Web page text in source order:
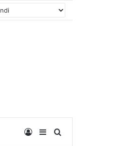
Log InSidebar